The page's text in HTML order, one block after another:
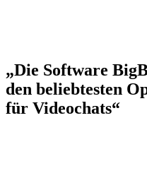
„Die Software
den beliebtesten
für Videochats“